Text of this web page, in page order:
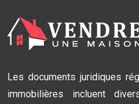
Les documents juridiques
immobilières incluent